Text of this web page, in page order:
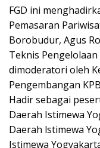
FGD ini
Pemasaran
Borobudur, Agus
Teknis
dimoderatori oleh
Pengembangan
Hadir sebagai
Daerah Istimewa
Daerah lstimewa
Istimewa